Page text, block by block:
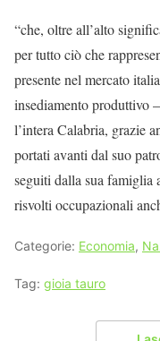
“che, oltre all’alto
per tutto ciò che
presente nel mercato
insediamento produttivo
l’intera Calabria, grazie
portati avanti dal suo
seguiti dalla sua famiglia
risvolti occupazionali
Categorie: Economia,
Tag: gioia tauro